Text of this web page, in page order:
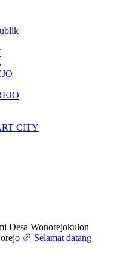
CITY
Desa Wonorejokulon
Selamat datang